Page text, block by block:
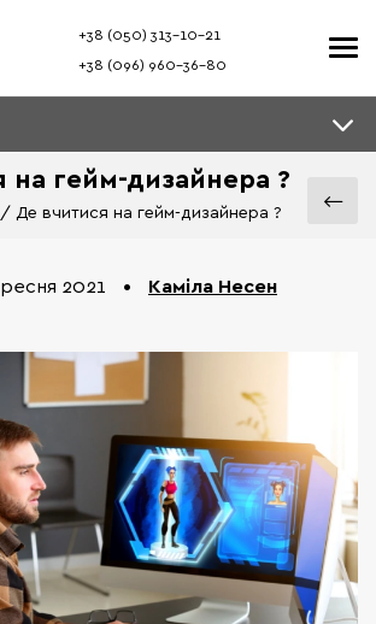
+38 (050) 313–10-21
+38 (096) 960–36-80
на гейм-дизайнера ?
Де вчитися на гейм-дизайнера ?
2021 • Каміла Несен